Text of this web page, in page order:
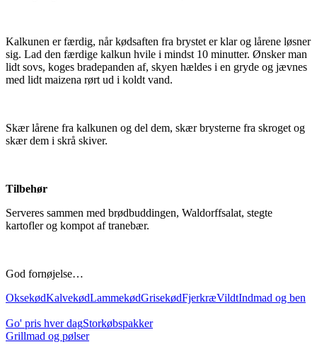
Kalkunen er færdig, når kødsaften fra brystet er klar og lårene løsner
sig. Lad den færdige kalkun hvile i mindst 10 minutter. Ønsker man
lidt sovs, koges bradepanden af, skyen hældes i en gryde og jævnes
med lidt maizena rørt ud i koldt vand.
Skær lårene fra kalkunen og del dem, skær brysterne fra skroget og
skær dem i skrå skiver.
Tilbehør
Serveres sammen med brødbuddingen, Waldorffsalat, stegte
kartofler og kompot af tranebær.
God fornøjelse…
OksekødKalvekødLammekødGrisekødFjerkræVildtIndmad og ben
Go' pris hver dagStorkøbspakker
Grillmad og pølser